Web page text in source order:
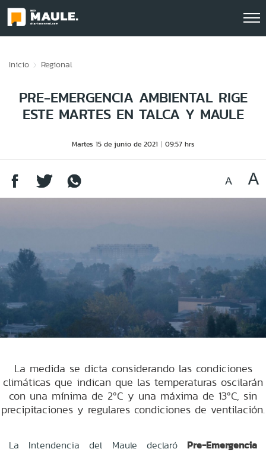
Inicio Regional
PRE-EMERGENCIA AMBIENTAL RIGE
ESTE MARTES EN TALCA Y MAULE
Martes 15 de junio de 2021 09:57 hrs
La medida se dicta considerando las condiciones
climáticas que indican que las temperaturas oscilarán
con una mínima de 2ºC y una máxima de 13ºC, sin
precipitaciones y regulares condiciones de ventilación.
La Intendencia del Maule declaró Pre-Emergencia